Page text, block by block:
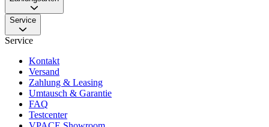
Service
Service
Kontakt
Versand
Zahlung & Leasing
Umtausch & Garantie
FAQ
Testcenter